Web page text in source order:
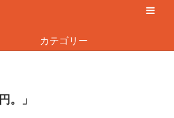
カテゴリー
。」